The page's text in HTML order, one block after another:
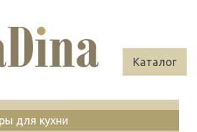
Каталог
для кухни